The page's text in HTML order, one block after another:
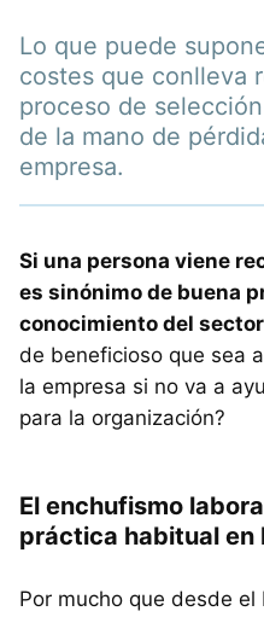
Lo que puede
costes que conlleva
proceso de
de la mano de
empresa.
Si una persona viene
es sinónimo de buena
conocimiento del sector
de beneficioso que sea
la empresa si no va a
para la organización?
El enchufismo
práctica habitual en
Por mucho que desde